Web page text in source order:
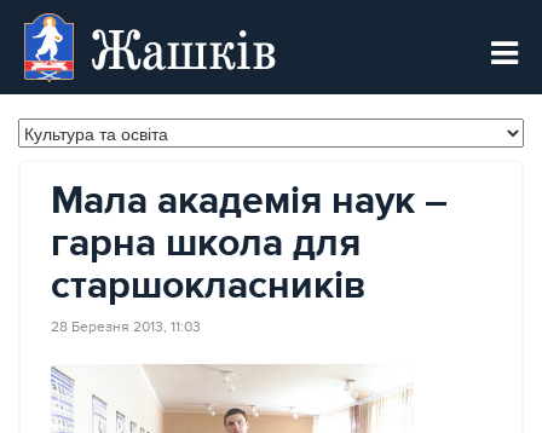
Жашків
Мала академія наук –
гарна школа для
старшокласників
28 Березня 2013, 11:03